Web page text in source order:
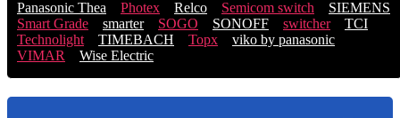
Panasonic Thea
Photex Relco Semicom switch
SIEMENS
Smart Grade
smarter SOGO SONOFF switcher
TCI
Technolight
TIMEBACH Topx
viko by panasonic
VIMAR
Wise Electric